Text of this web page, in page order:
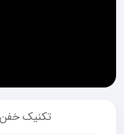
تکنیک خفن